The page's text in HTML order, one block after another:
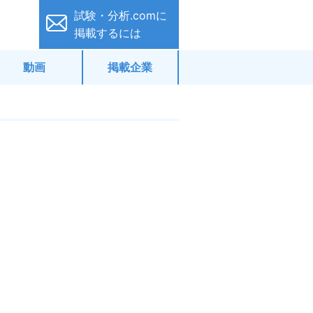
試験・分析.comに
掲載するには
動画 掲載企業